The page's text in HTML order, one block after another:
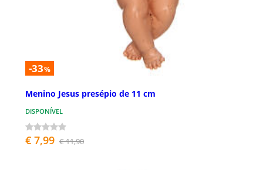
-33%
Menino Jesus presépio de 11 cm
DISPONÍVEL
€ 7,99 € 11,90